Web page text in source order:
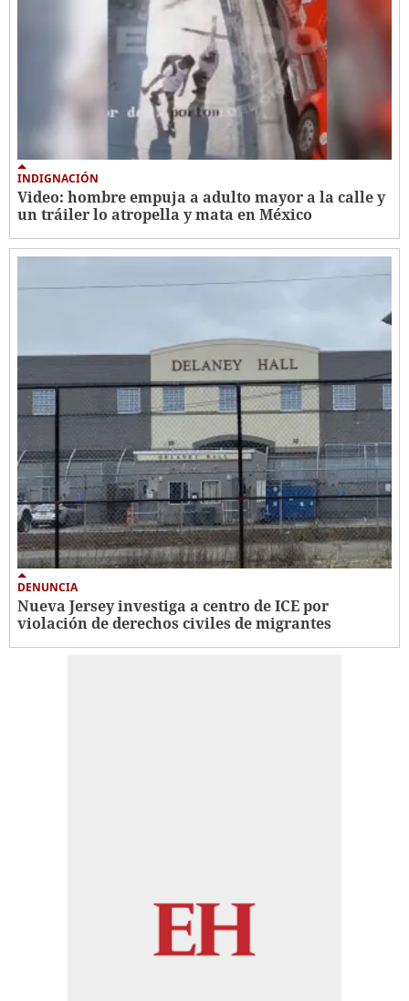
INDIGNACIÓN
Video: hombre empuja a adulto mayor a la calle y
un tráiler lo atropella y mata en México
DENUNCIA
Nueva Jersey investiga a centro de ICE por
violación de derechos civiles de migrantes